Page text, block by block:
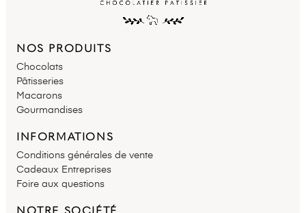
NOS PRODUITS
Chocolats
Pâtisseries
Macarons
Gourmandises
INFORMATIONS
Conditions générales de vente
Cadeaux Entreprises
Foire aux questions